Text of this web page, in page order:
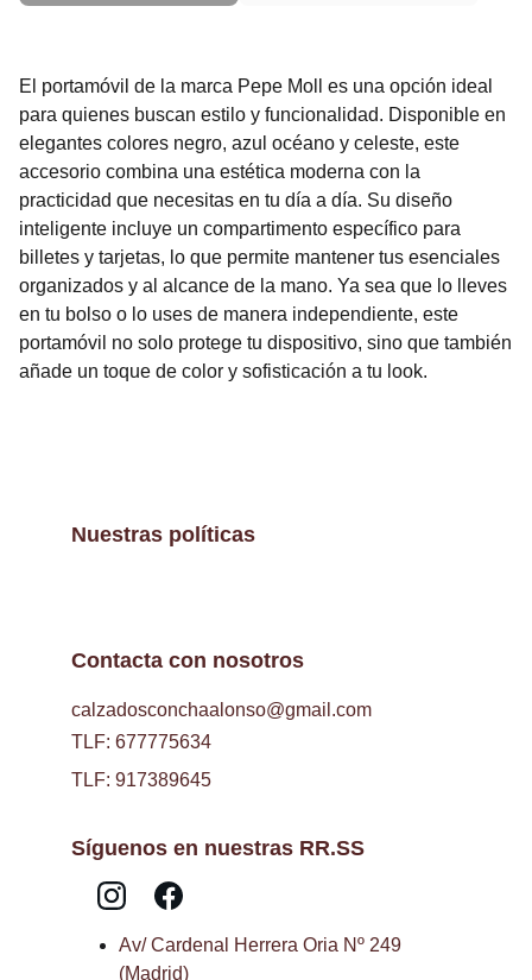
El portamóvil de la marca Pepe Moll es una opción ideal
para quienes buscan estilo y funcionalidad. Disponible en
elegantes colores negro, azul océano y celeste, este
accesorio combina una estética moderna con la
practicidad que necesitas en tu día a día. Su diseño
inteligente incluye un compartimento específico para
billetes y tarjetas, lo que permite mantener tus esenciales
organizados y al alcance de la mano. Ya sea que lo lleves
en tu bolso o lo uses de manera independiente, este
portamóvil no solo protege tu dispositivo, sino que también
añade un toque de color y sofisticación a tu look.
Contacta con nosotros
calzadosconchaalonso@gmail.com
Síguenos en nuestras RR.SS
Nuestras políticas
TLF: 677775634
TLF: 917389645
Av/ Cardenal Herrera Oria Nº 249
(Madrid)